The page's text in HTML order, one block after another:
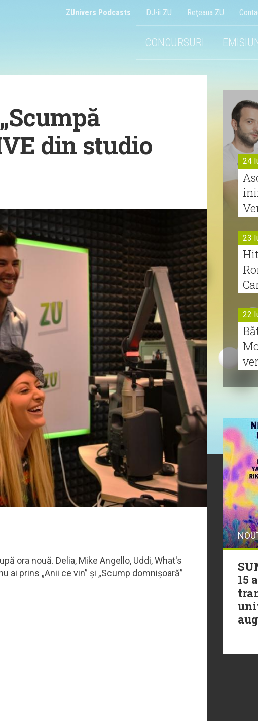
ZUnivers Podcasts DJ-ii ZU Reţeaua ZU
CONCURSURI
din studio
ora nouă. Delia, Mike Angello, Uddi, What's
ai prins „Anii ce vin” și „Scump domnișoară”
24
23
22
21
20
20
15